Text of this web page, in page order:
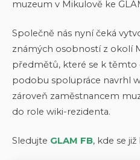
muzeum v Mikulově ke
Společně nás nyní čeká
známých osobností z okolí
předmětů, které se k těmto
podobu spolupráce navrhl
zároveň zaměstnancem
do role wiki-rezidenta.
Sledujte GLAM FB, kde se